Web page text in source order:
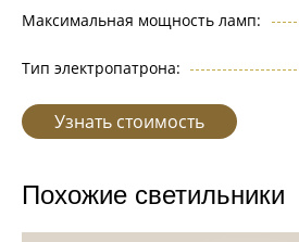
Максимальная мощность ламп:
Тип электропатрона:
Узнать стоимость
Похожие светильники